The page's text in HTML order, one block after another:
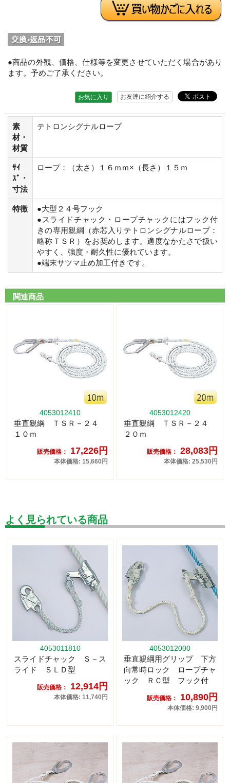
●商品の外観、価格、仕様等を変更させていただく場合があり
ます。予めご了承ください。
お友達に紹介する
お気に入り
素
材・
材質
テトロンシグナルロープ
ｻｲ
ｽﾞ・
寸法
ロープ：（太さ）１６ｍｍ×（長さ）１５ｍ
特徴
●大型２４号フック
●スライドチャック・ロープチャックにはフック付
きの専用親綱（赤芯入りテトロンシグナルロープ：
略称ＴＳＲ）をお奨めします。適度なかたさで扱い
やすく、強度・耐久性に優れています。
●端末サツマ止め加工付きです。
関連商品
4053012410
垂直親綱 ＴＳＲ－２４
１０ｍ
販売価格： 17,226円
本体価格: 15,660円
4053012420
垂直親綱 ＴＳＲ－２４
２０ｍ
販売価格： 28,083円
本体価格: 25,530円
よく見られている商品
4053011810
スライドチャック Ｓ－ス
ライド ＳＬＤ型
販売価格： 12,914円
本体価格: 11,740円
4053012000
垂直親綱用グリップ 下方
向常時ロック ロープチャ
ック ＲＣ型 フック付
販売価格： 10,890円
本体価格: 9,900円